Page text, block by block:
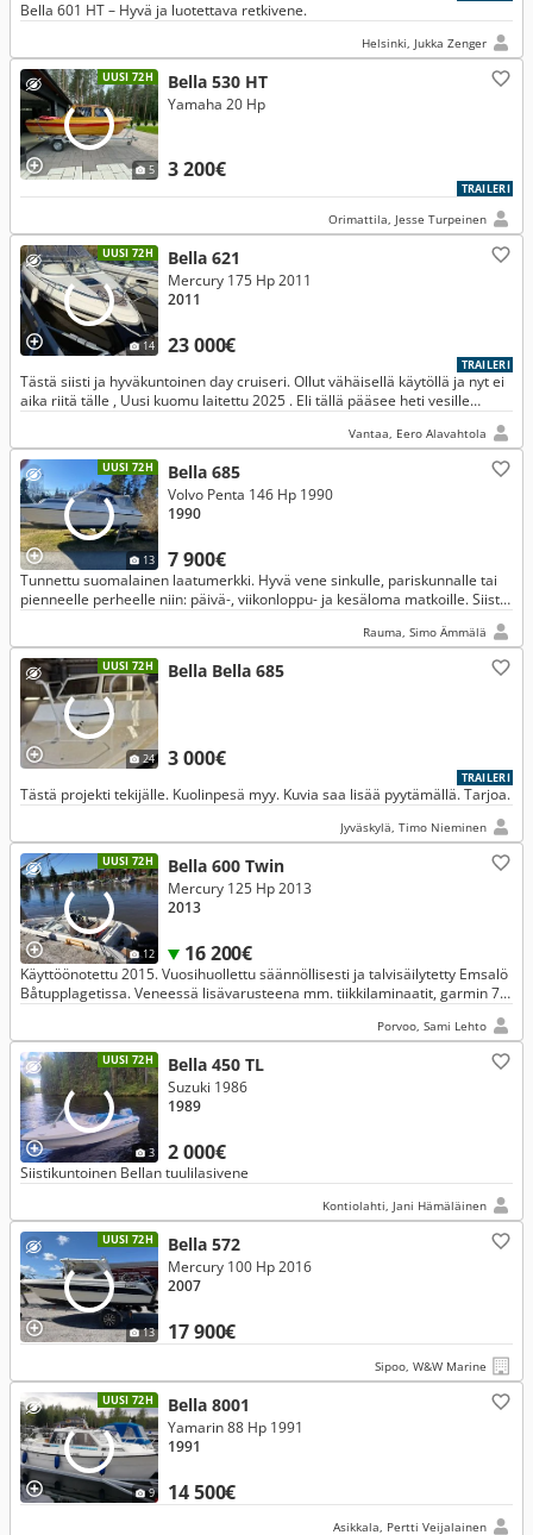
Bella 601 HT – Hyvä ja luotettava retkivene.
Helsinki, Jukka Zenger
UUSI 72H
5
Bella 530 HT
3 200€
Yamaha 20 Hp
TRAILERI
Orimattila, Jesse Turpeinen
UUSI 72H
14
Bella 621
23 000€
Mercury 175 Hp 2011
2011
TRAILERI
Tästä siisti ja hyväkuntoinen day cruiseri. Ollut vähäisellä käytöllä ja nyt ei
aika riitä tälle , Uusi kuomu laitettu 2025 . Eli tällä pääsee heti vesille
Vantaa, Eero Alavahtola
UUSI 72H
13
Bella 685
7 900€
Volvo Penta 146 Hp 1990
1990
Tunnettu suomalainen laatumerkki. Hyvä vene sinkulle, pariskunnalle tai
pienneelle perheelle niin: päivä-, viikonloppu- ja kesäloma matkoille. Siisti
Rauma, Simo Ämmälä
UUSI 72H
24
Bella Bella 685
3 000€
TRAILERI
Tästä projekti tekijälle. Kuolinpesä myy. Kuvia saa lisää pyytämällä. Tarjoa.
Jyväskylä, Timo Nieminen
UUSI 72H
12
Bella 600 Twin
16 200€
Mercury 125 Hp 2013
2013
Käyttöönotettu 2015. Vuosihuollettu säännöllisesti ja talvisäilytetty Emsalö
Båtupplagetissa. Veneessä lisävarusteena mm. tiikkilaminaatit, garmin 70
Porvoo, Sami Lehto
UUSI 72H
3
Bella 450 TL
2 000€
Suzuki 1986
1989
Siistikuntoinen Bellan tuulilasivene
Kontiolahti, Jani Hämäläinen
UUSI 72H
13
Bella 572
17 900€
Mercury 100 Hp 2016
2007
Sipoo, W&W Marine
UUSI 72H
9
Bella 8001
14 500€
Yamarin 88 Hp 1991
1991
Asikkala, Pertti Veijalainen